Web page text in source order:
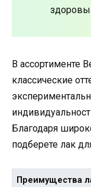
В ассортименте
классические
Благодаря
подберете лак
Преимущества